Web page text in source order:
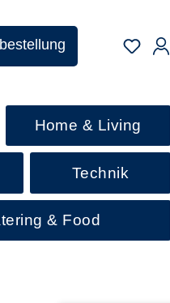
Home & Living
Technik
& Food